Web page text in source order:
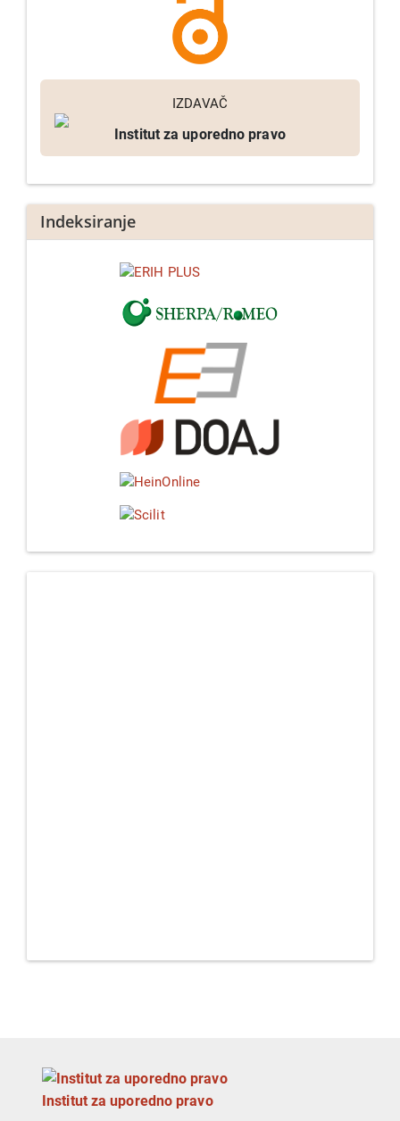
IZDAVAČ
Institut za uporedno pravo
Indeksiranje
Institut za uporedno pravo